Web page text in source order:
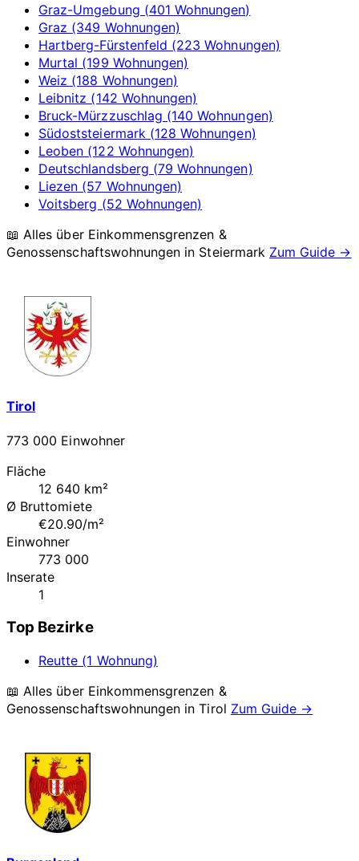
Graz-Umgebung (401 Wohnungen)
Graz (349 Wohnungen)
Hartberg-Fürstenfeld (223 Wohnungen)
Murtal (199 Wohnungen)
Weiz (188 Wohnungen)
Leibnitz (142 Wohnungen)
Bruck-Mürzzuschlag (140 Wohnungen)
Südoststeiermark (128 Wohnungen)
Leoben (122 Wohnungen)
Deutschlandsberg (79 Wohnungen)
Liezen (57 Wohnungen)
Voitsberg (52 Wohnungen)
📖 Alles über Einkommensgrenzen &
Genossenschaftswohnungen in Steiermark Zum Guide →
Tirol
773 000 Einwohner
Fläche
12 640 km²
Ø Bruttomiete
€20.90/m²
Einwohner
773 000
Inserate
1
Top Bezirke
Reutte (1 Wohnung)
📖 Alles über Einkommensgrenzen &
Genossenschaftswohnungen inTirol Zum Guide →